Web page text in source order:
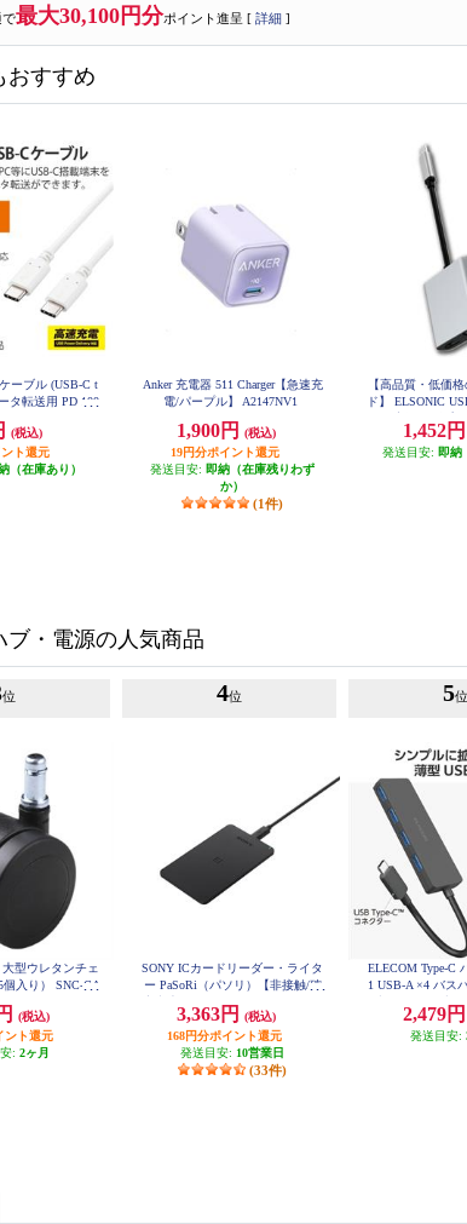
で最大30,100円分ポイント進呈 [ 詳細 ]
おすすめ
ーブル (USB-C t
タ転送用 PD 100
CC5PC10NWH
(税込)
ト還元
（在庫あり）
Anker 充電器 511 Charger【急速充
電/パープル】 A2147NV1
1,900円
(税込)
19円分ポイント還元
発送目安: 即納（在庫残りわず
か）
(1件)
【高品質・低価
ド】 ELSONIC
1,452円
発送目安: 即納
・電源の人気商品
位
型ウレタンチェ
入り） SNC-CA
(税込)
ント還元
: 2ヶ月
4位
SONY ICカードリーダー・ライタ
ー PaSoRi（パソリ）【非接触/確
カード/交通系IC/Windows・masOS
対応/2021年11月モデル】 RCS300
P
3,363円
(税込)
168円分ポイント還元
発送目安: 10営業日
(33件)
5位
ELECOM Type-C
1 USB-A ×4 バス
BK
2,479円
発送目安: